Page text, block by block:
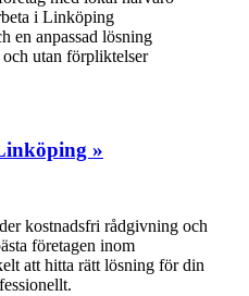
i Linköping
en anpassad lösning
utan förpliktelser
»
kostnadsfri rådgivning och
företagen inom
att hitta rätt lösning för din